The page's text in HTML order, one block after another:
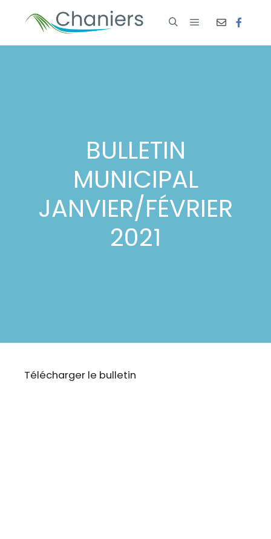
BULLETIN
MUNICIPAL
JANVIER/FÉVRIER
2021
Télécharger le bulletin